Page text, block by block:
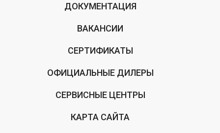
ДОКУМЕНТАЦИЯ
ВАКАНСИИ
СЕРТИФИКАТЫ
ОФИЦИАЛЬНЫЕ ДИЛЕРЫ
СЕРВИСНЫЕ ЦЕНТРЫ
КАРТА САЙТА